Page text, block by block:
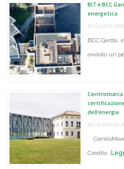
BIT e BCC
energetica
19 Giugno
BCC Garda,
avviato un
Centromarca
dell’energia
19 Dicembre
Credito …